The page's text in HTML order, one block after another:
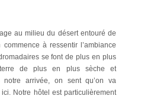
au milieu du désert entouré de
à ressentir l’ambiance
se font de plus en plus
de plus en plus sèche et
notre arrivée, on sent qu’on va
Notre hôtel est particulièrement